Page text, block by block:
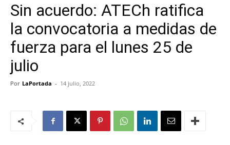
Sin acuerdo: ATECh ratifica
la convocatoria a medidas de
fuerza para el lunes 25 de
julio
Por LaPortada - 14 julio, 2022